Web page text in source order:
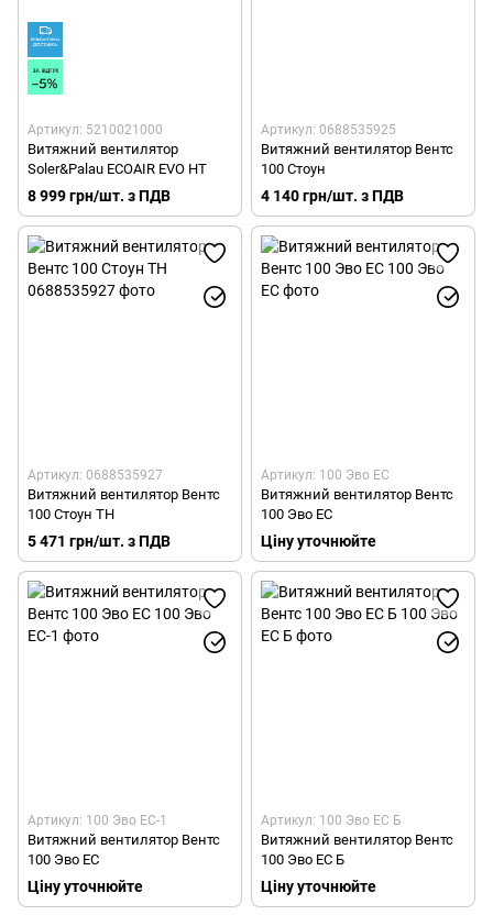
Артикул: 5210021000
Витяжний вентилятор
Soler&Palau ECOAIR EVO HT
8 999 грн/шт. з ПДВ
Артикул: 0688535925
Витяжний вентилятор Вентс
100 Стоун
4 140 грн/шт. з ПДВ
Артикул: 0688535927
Витяжний вентилятор Вентс
100 Стоун ТН
5 471 грн/шт. з ПДВ
Артикул: 100 Эво EC
Витяжний вентилятор Вентс
100 Эво EC
Ціну уточнюйте
Артикул: 100 Эво EC-1
Витяжний вентилятор Вентс
100 Эво EC
Ціну уточнюйте
Артикул: 100 Эво EC Б
Витяжний вентилятор Вентс
100 Эво EC Б
Ціну уточнюйте